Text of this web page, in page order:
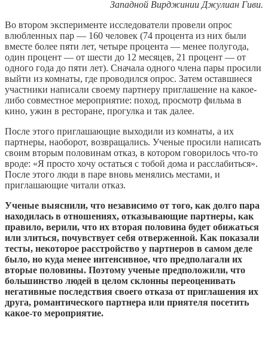
Западной Вирджинии Джулиан Гиви.
Во втором эксперименте исследователи провели опрос
влюбленных пар — 160 человек (74 процента из них были
вместе более пяти лет, четыре процента — менее полугода,
один процент — от шести до 12 месяцев, 21 процент — от
одного года до пяти лет). Сначала одного члена пары просили
выйти из комнаты, где проводился опрос. Затем оставшиеся
участники написали своему партнеру приглашение на какое-
либо совместное мероприятие: поход, просмотр фильма в
кино, ужин в ресторане, прогулка и так далее.
После этого приглашающие выходили из комнаты, а их
партнеры, наоборот, возвращались. Ученые просили написать
своим вторым половинам отказ, в котором говорилось что-то
вроде: «Я просто хочу остаться с тобой дома и расслабиться».
После этого люди в паре вновь менялись местами, и
приглашающие читали отказ.
Ученые выяснили, что независимо от того, как долго пара
находилась в отношениях, отказывающие партнеры, как
правило, верили, что их вторая половина будет обижаться
или злиться, почувствует себя отверженной. Как показали
тесты, некоторое расстройство у партнеров в самом деле
было, но куда менее интенсивное, что предполагали их
вторые половины. Поэтому ученые предположили, что
большинство людей в целом склонны переоценивать
негативные последствия своего отказа от приглашения их
друга, романтического партнера или приятеля посетить
какое-то мероприятие.